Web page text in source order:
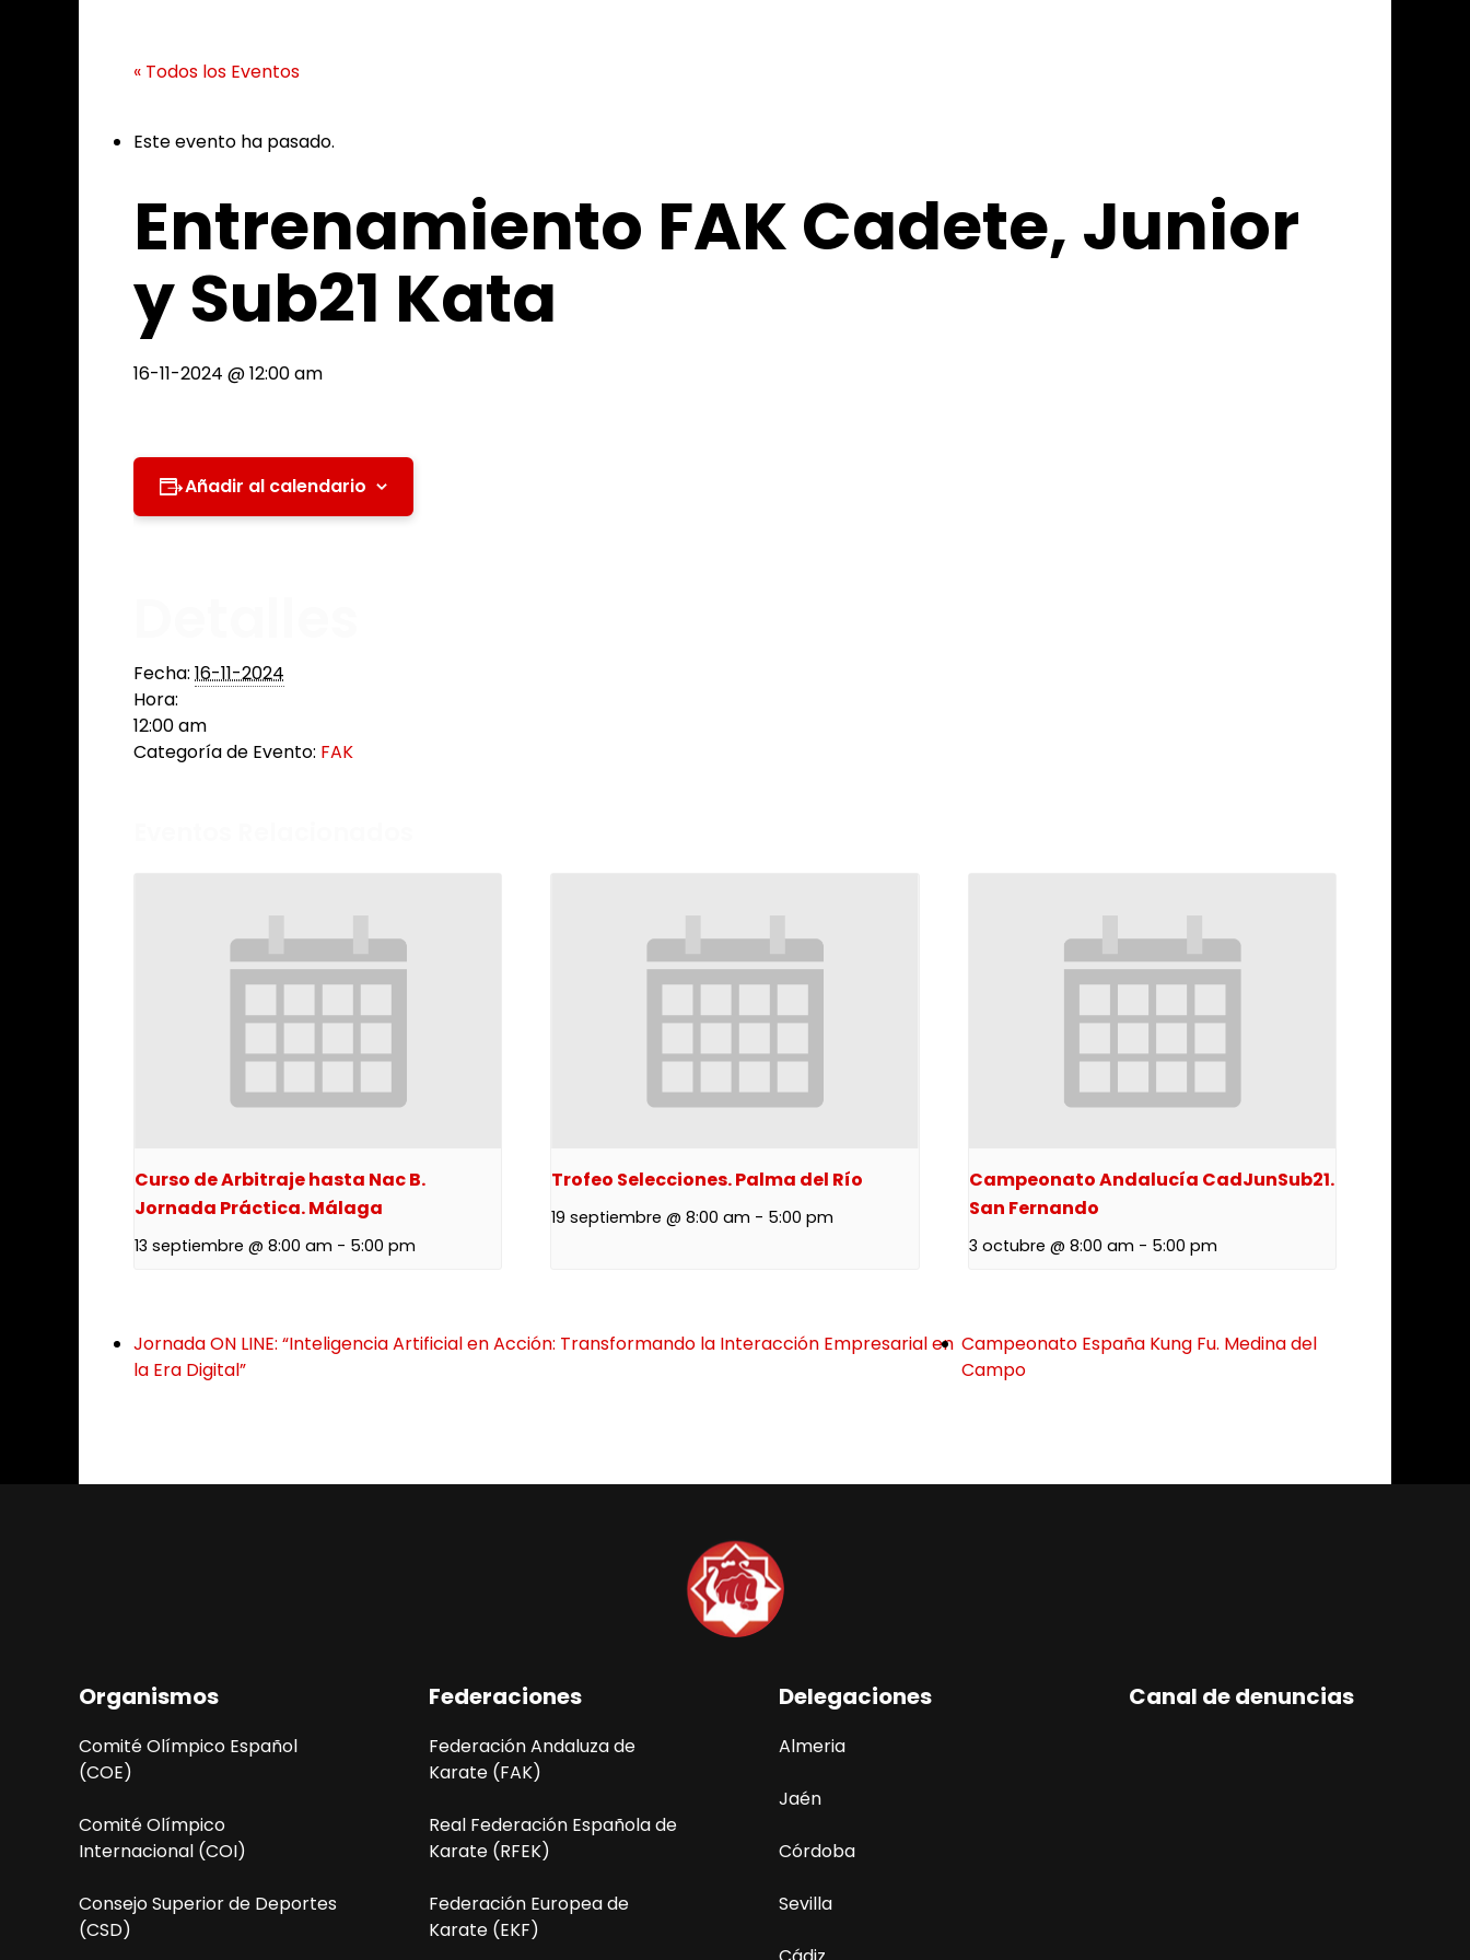
« Todos los Eventos
Este evento ha pasado.
Entrenamiento FAK Cadete, Junior
y Sub21 Kata
16-11-2024 @ 12:00 am
Añadir al calendario
Fecha: 16-11-2024
Hora:
12:00 am
Categoría de Evento: FAK
Curso de Arbitraje hasta Nac B.
Jornada Práctica. Málaga
13 septiembre @ 8:00 am - 5:00 pm
Trofeo Selecciones. Palma del Río
19 septiembre @ 8:00 am - 5:00 pm
Campeonato Andalucía CadJunSub21.
San Fernando
3 octubre @ 8:00 am - 5:00 pm
Jornada ON LINE: “Inteligencia Artificial en Acción: Transformando la Interacción Empresarial en
la Era Digital”
Campeonato España Kung Fu. Medina del
Campo
Organismos
Comité Olímpico Español
(COE)
Comité Olímpico
Internacional (COI)
Consejo Superior de Deportes
(CSD)
Federaciones
Federación Andaluza de
Karate (FAK)
Real Federación Española de
Karate (RFEK)
Federación Europea de
Karate (EKF)
Delegaciones
Almeria
Jaén
Córdoba
Sevilla
Canal de denuncias